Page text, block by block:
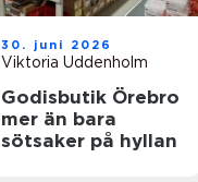
30. juni 2026
Viktoria Uddenholm
Godisbutik Örebro
mer än bara
sötsaker på hyllan